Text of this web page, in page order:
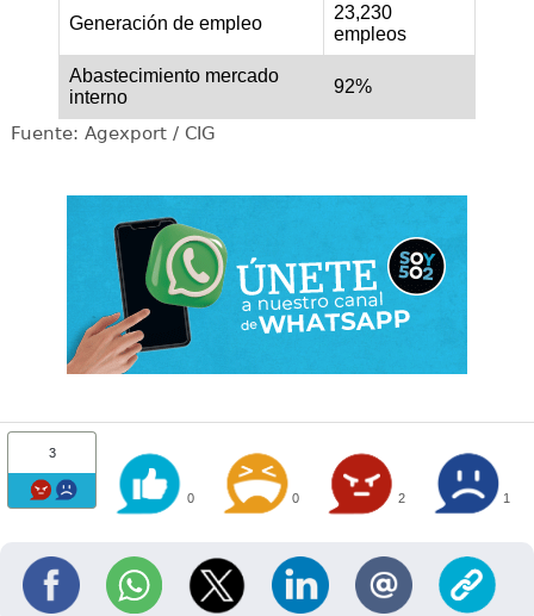
Generación de empleo
23,230
empleos
Abastecimiento mercado
interno
92%
Fuente: Agexport / CIG
3
0 0 2 1